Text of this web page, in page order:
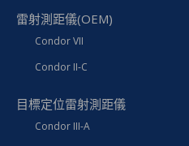
雷射測距儀(OEM)
Condor VII
Condor II-C
目標定位雷射測距儀
Condor III-A